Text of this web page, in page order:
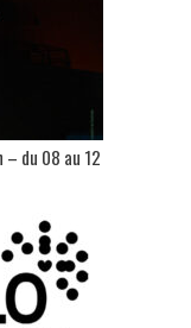
du 08 au 12